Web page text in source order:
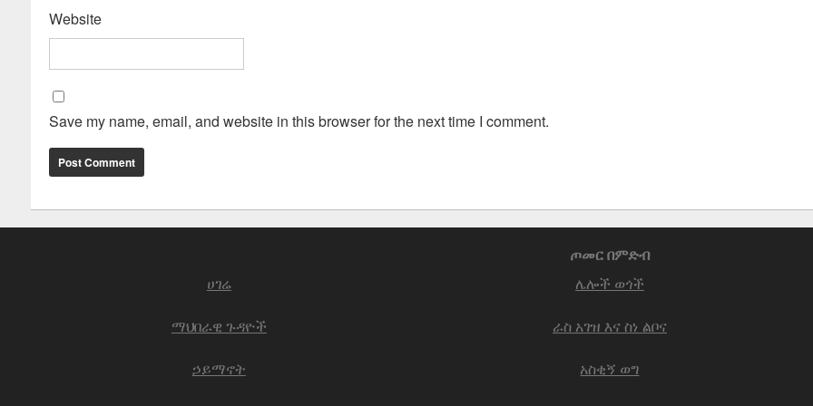
Website
Save my name, email, and website in this browser for the next time I comment.
ጦመር በምድብ
ሀገሬ
ሌሎች ወጎች
ማህበራዊ ጉዳዮች ራስ አገዝ እና ስነ ልቦና
ኃይማኖት አስቂኝ ወግ